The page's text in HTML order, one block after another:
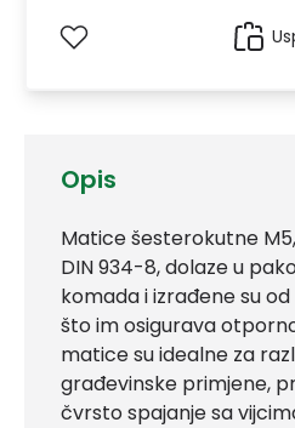
Opis
Matice šesterokutne
DIN 934-8, dolaze u
komada i izrađene su
što im osigurava
matice su idealne za
građevinske primjene,
čvrsto spajanje sa